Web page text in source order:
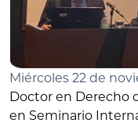
Miércoles 22 de
Doctor en Derecho
en Seminario